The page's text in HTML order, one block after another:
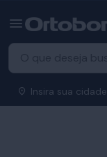
Insira sua cidade